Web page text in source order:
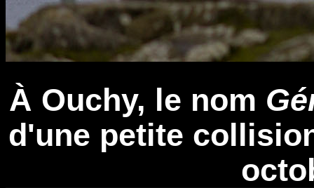
À Ouchy, le nom
d'une petite